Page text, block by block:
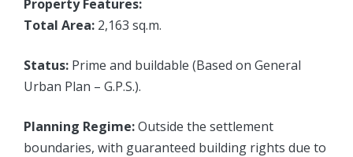
Property Features:
Total Area: 2,163 sq.m.
Status: Prime and buildable (Based on General
Urban Plan – G.P.S.).
Planning Regime:Outside the settlement
boundaries, with guaranteed building rights due to